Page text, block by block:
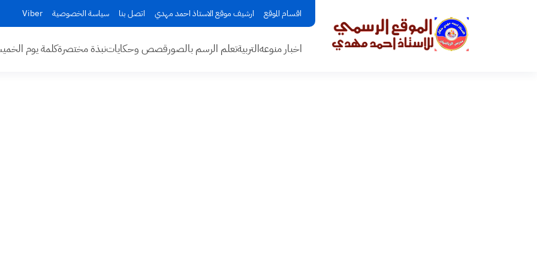
اقسام الموقع ارشيف موقع الاستاذ احمد مهدي اتصل بنا سياسة الخصوصية Viber
اخبار منوعهالتربيةتعلم الرسم بالصورقصص وحكاياتنبذة مختصرةكلمة يوم